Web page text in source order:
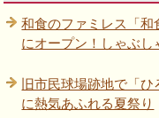
和食のファミレス「
にオープン！しゃぶし
旧市民球場跡地で「
に熱気あふれる夏祭り